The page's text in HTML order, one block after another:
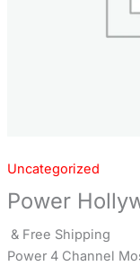
Uncategorized
Power
& Free Shipping
Power 4 Channel